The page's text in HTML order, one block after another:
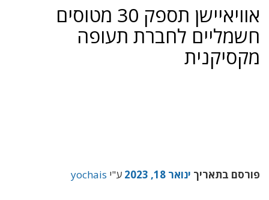
אוויאיישן תספק 30 מטוסים
חשמליים לחברת תעופה
מקסיקנית
פורסם בתאריך ינואר 18, 2023 ע"י yochais